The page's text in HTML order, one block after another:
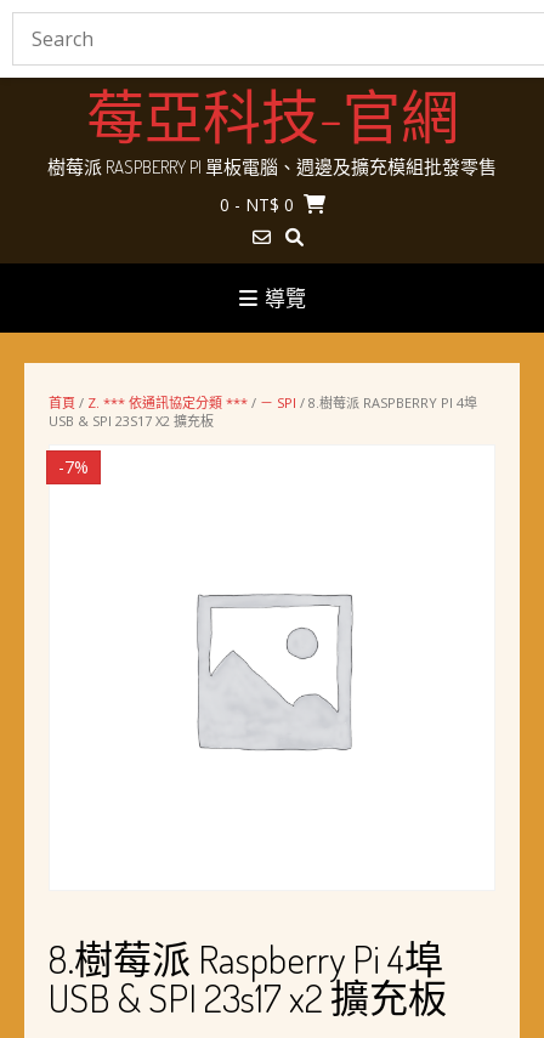
Skip
莓亞科技-官網
樹莓派 RASPBERRY PI 單板電腦、週邊及擴充模組批發零售
0 - NT$ 0
導覽
首頁 / Z. *** 依通訊協定分類 *** / － SPI / 8.樹莓派 RASPBERRY PI 4埠
USB & SPI 23S17 X2 擴充板
-7%
8.樹莓派 Raspberry Pi 4埠
USB & SPI 23s17 x2 擴充板